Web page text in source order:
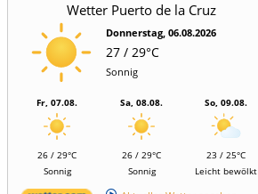
Wetter Puerto de la Cruz
Donnerstag, 06.08.2026
27 / 29°C
Sonnig
Fr, 07.08.
26 / 29°C
Sonnig
Sa, 08.08.
26 / 29°C
Sonnig
So, 09.08.
23 / 25°C
Leicht bewölkt